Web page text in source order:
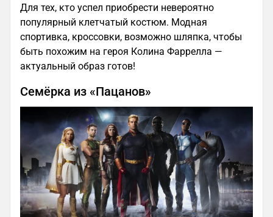
Для тех, кто успел приобрести невероятно
популярный клетчатый костюм. Модная
спортивка, кроссовки, возможно шляпка, чтобы
быть похожим на героя Колина Фаррелла —
актуальный образ готов!
Семёрка из «Пацанов»